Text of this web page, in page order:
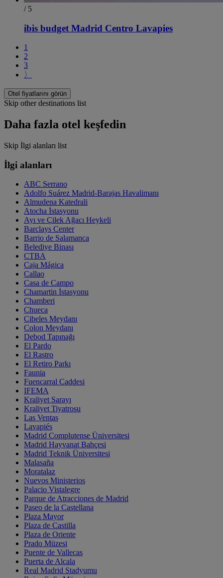
/ 5
ibis budget Madrid Centro Lavapies
1
2
3
〉
Otel fiyatlarını görün
Skip other destinations list
Daha fazla otel keşfedin
Skip İlgi alanları list
İlgi alanları
ABC Serrano
Adolfo Suárez Madrid-Barajas Havalimanı
Almudena Katedrali
Atocha İstasyonu
Ayı ve Çilek Ağacı Heykeli
Barclays Center
Barrio de Salamanca
Belediye Binası
CTBA
Caja Mágica
Callao
Casa de Campo
Chamartin İstasyonu
Chamberi
Chueca
Cibeles Meydanı
Colon Meydanı
Debod Tapınağı
El Pardo
El Rastro
El Retiro Parkı
Faunia
Fuencarral Caddesi
IFEMA
Kraliyet Sarayı
Kraliyet Tiyatrosu
Las Ventas
Lavapiés
Madrid Complutense Üniversitesi
Madrid Hayvanat Bahçesi
Madrid Teknik Üniversitesi
Malasaña
Moratalaz
Nuevos Ministerios
Palacio Vistalegre
Parque de Atracciones de Madrid
Paseo de la Castellana
Plaza Mayor
Plaza de Castilla
Plaza de Oriente
Prado Müzesi
Puente de Vallecas
Puerta de Alcala
Real Madrid Stadyumu